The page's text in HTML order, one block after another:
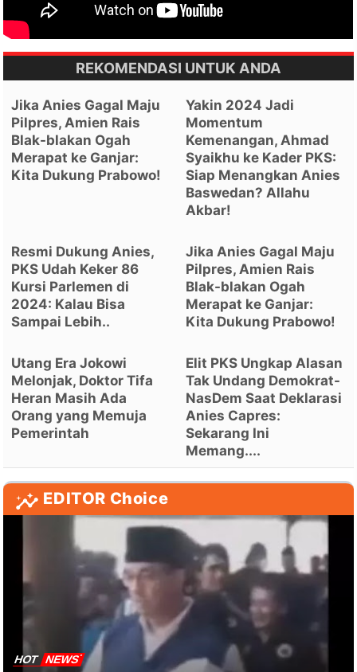
REKOMENDASI UNTUK ANDA
Jika Anies Gagal Maju
Pilpres, Amien Rais
Blak-blakan Ogah
Merapat ke Ganjar:
Kita Dukung Prabowo!
Yakin 2024 Jadi
Momentum
Kemenangan, Ahmad
Syaikhu ke Kader PKS:
Siap Menangkan Anies
Baswedan? Allahu
Akbar!
Resmi Dukung Anies,
PKS Udah Keker 86
Kursi Parlemen di
2024: Kalau Bisa
Sampai Lebih..
Jika Anies Gagal Maju
Pilpres, Amien Rais
Blak-blakan Ogah
Merapat ke Ganjar:
Kita Dukung Prabowo!
Utang Era Jokowi
Melonjak, Doktor Tifa
Heran Masih Ada
Orang yang Memuja
Pemerintah
Elit PKS Ungkap Alasan
Tak Undang Demokrat-
NasDem Saat Deklarasi
Anies Capres:
Sekarang Ini
Memang....
EDITOR Choice
HOT NEWS